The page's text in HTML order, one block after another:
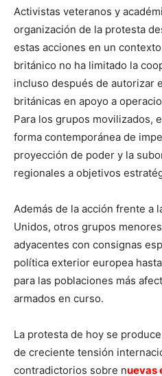
Activistas veteranos y
organización de la protesta
estas acciones en un
británico no ha limitado la
incluso después de autorizar
británicas en apoyo a
Para los grupos movilizados,
forma contemporánea de
proyección de poder y la
regionales a objetivos
Además de la acción frente a
Unidos, otros grupos
adyacentes con consignas
política exterior europea
para las poblaciones más
armados en curso.
La protesta de hoy se
de creciente tensión
contradictorios sobre nuevas